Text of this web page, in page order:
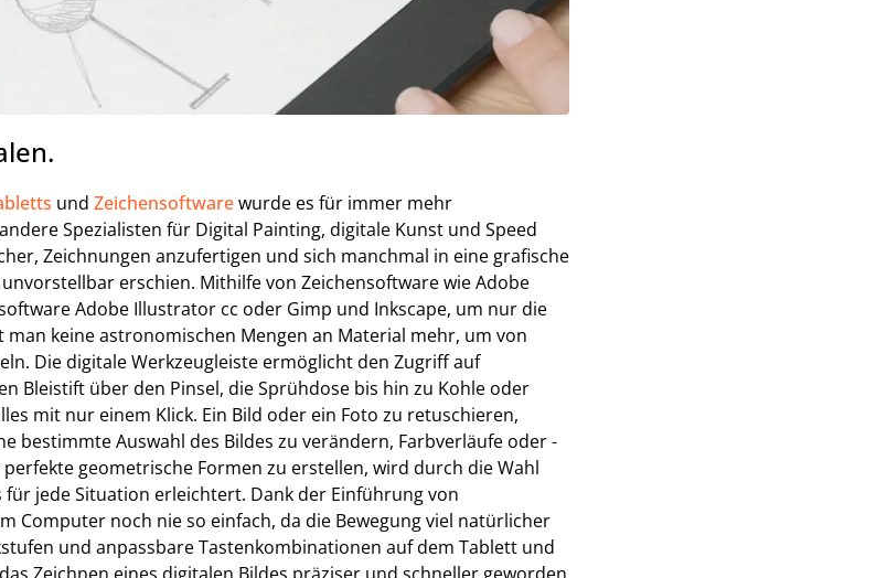
und Zeichensoftwarewurde es für immer mehr
Spezialisten für Digital Painting, digitale Kunst und Speed
Zeichnungen anzufertigen und sich manchmal in eine grafische
erschien. Mithilfe von Zeichensoftware wie Adobe
Adobe Illustrator cc oder Gimp und Inkscape, um nur die
keine astronomischen Mengen an Material mehr, um von
Die digitale Werkzeugleiste ermöglicht den Zugriff auf
Bleistift über den Pinsel, die Sprühdose bis hin zu Kohle oder
mit nur einem Klick. Ein Bild oder ein Foto zu retuschieren,
bestimmte Auswahl des Bildes zu verändern, Farbverläufe oder -
geometrische Formen zu erstellen, wird durch die Wahl
jede Situation erleichtert. Dank der Einführung von
Computer noch nie so einfach, da die Bewegung viel natürlicher
und anpassbare Tastenkombinationen auf dem Tablett und